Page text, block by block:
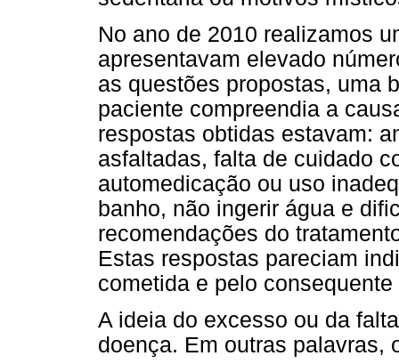
No ano de 2010 realizamos
apresentavam elevado
as questões propostas, uma
paciente compreendia a
respostas obtidas estavam:
asfaltadas, falta de cuidado
automedicação ou uso
banho, não ingerir água e
recomendações do
Estas respostas pareciam
cometida e pelo
A ideia do excesso ou da
doença. Em outras palavras,